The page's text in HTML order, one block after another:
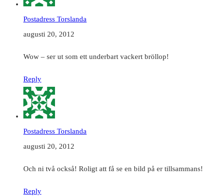
Postadress Torslanda
augusti 20, 2012
Wow – ser ut som ett underbart vackert bröllop!
Reply
Postadress Torslanda
augusti 20, 2012
Och ni två också! Roligt att få se en bild på er tillsammans!
Reply